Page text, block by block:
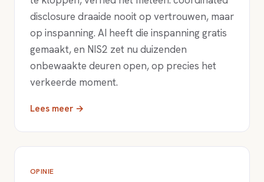
disclosure draaide nooit op vertrouwen, maar
op inspanning. AI heeft die inspanning gratis
gemaakt, en NIS2 zet nu duizenden
onbewaakte deuren open, op precies het
verkeerde moment.
Lees meer →
OPINIE